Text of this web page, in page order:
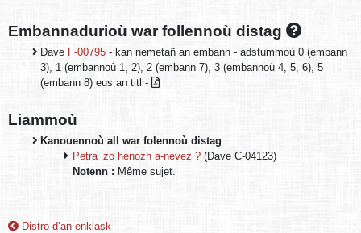
Embannadurioù war follennoù distag
Dave F-00795 - kan nemetañ an embann - adstummoù 0 (embann
3), 1 (embannoù 1, 2), 2 (embann 7), 3 (embannoù 4, 5, 6), 5
(embann 8) eus an titl -
Liammoù
Kanouennoù all war folennoù distag
Petra ’zo henozh a-nevez ? (Dave C-04123)
Notenn : Même sujet.
Distro d’an enklask